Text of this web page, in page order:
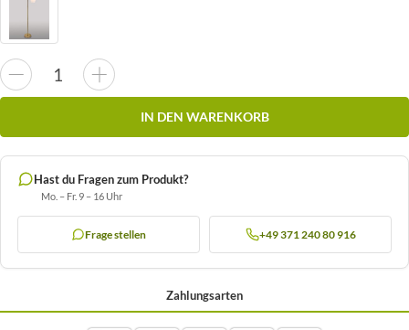
IN DEN WARENKORB
Hast du Fragen zum Produkt?
Mo. – Fr. 9 – 16 Uhr
Frage stellen +49 371 240 80 916
Zahlungsarten